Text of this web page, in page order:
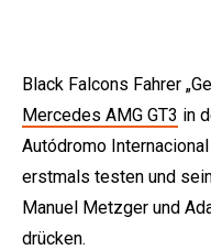
Black Falcons Fahrer
Mercedes AMG GT3 in
Autódromo
erstmals testen und
Manuel Metzger und
drücken.